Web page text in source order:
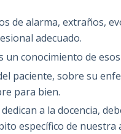
de alarma, extraños,
adecuado.
conocimiento de
paciente, sobre su
para bien.
a la docencia,
específico de